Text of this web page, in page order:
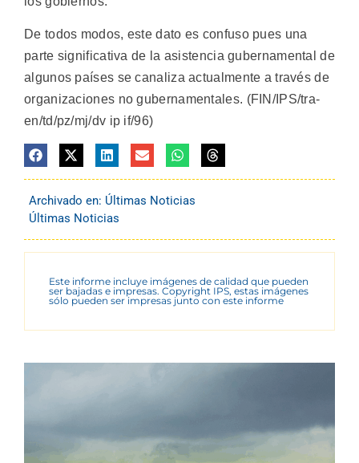
De todos modos, este dato es confuso pues una
parte significativa de la asistencia gubernamental de
algunos países se canaliza actualmente a través de
organizaciones no gubernamentales. (FIN/IPS/tra-
en/td/pz/mj/dv ip if/96)
Archivado en: Últimas Noticias
Últimas Noticias
Este informe incluye imágenes de calidad que pueden
ser bajadas e impresas. Copyright IPS, estas imágenes
sólo pueden ser impresas junto con este informe